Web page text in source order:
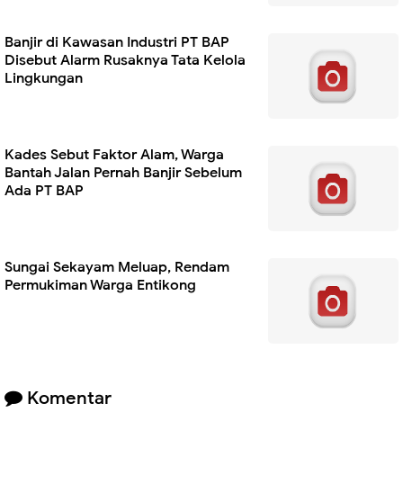
Banjir di Kawasan Industri PT BAP
Disebut Alarm Rusaknya Tata Kelola
Lingkungan
Kades Sebut Faktor Alam, Warga
Bantah Jalan Pernah Banjir Sebelum
Ada PT BAP
Sungai Sekayam Meluap, Rendam
Permukiman Warga Entikong
Komentar